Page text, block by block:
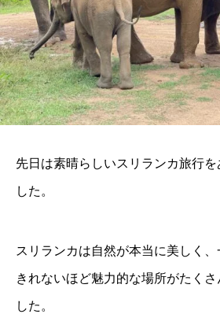
先日は素晴らしいスリランカ旅行を
した。
スリランカは自然が本当に美しく
きれないほど魅力的な場所がたく
した。